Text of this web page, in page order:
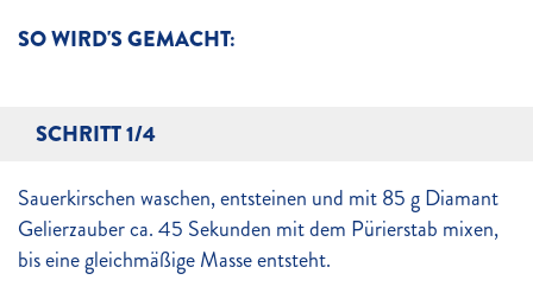
SO WIRD'S GEMACHT:
SCHRITT 1/4
Sauerkirschen waschen, entsteinen und mit 85 g Diamant
Gelierzauber ca. 45 Sekunden mit dem Pürierstab mixen,
bis eine gleichmäßige Masse entsteht.